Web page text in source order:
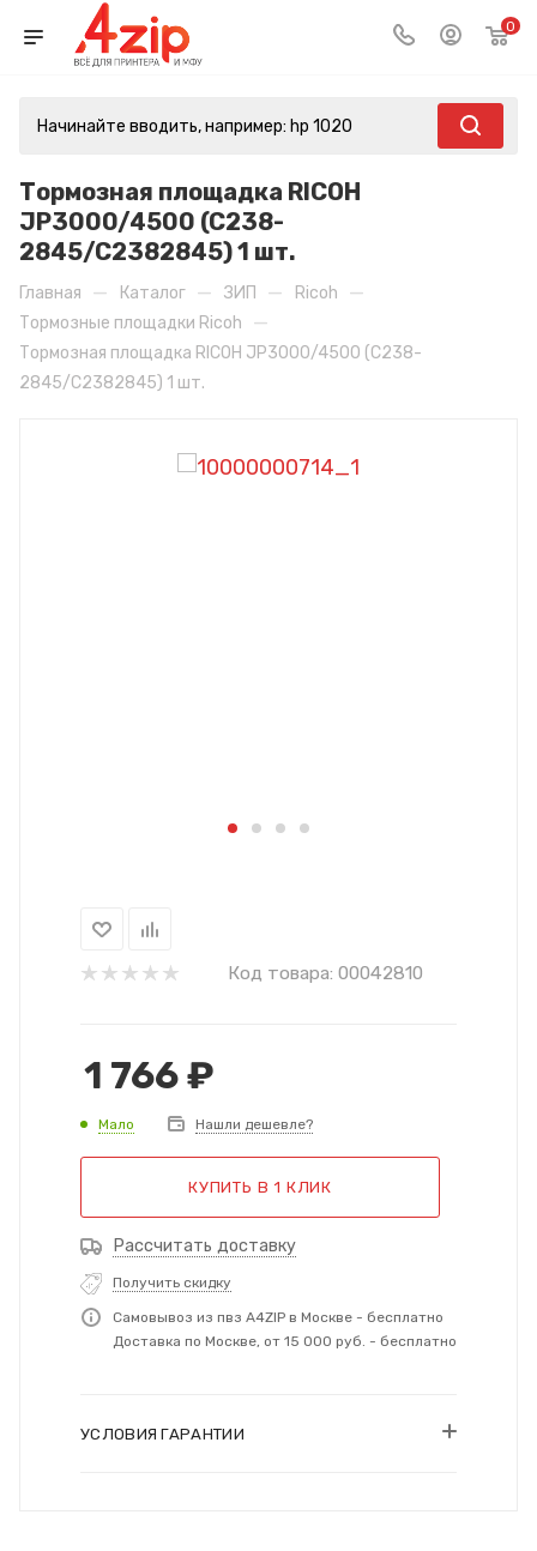
0
Тормозная площадка RICOH
JP3000/4500 (C238-
2845/C2382845) 1 шт.
Главная — Каталог — ЗИП — Ricoh —
Тормозные площадки Ricoh —
Тормозная площадка RICOH JP3000/4500 (C238-
2845/C2382845) 1 шт.
Код товара: 00042810
1 766₽
Мало Нашли дешевле?
КУПИТЬ В 1 КЛИК
Рассчитать доставку
Получить скидку
Самовывоз из пвз A4ZIP в Москве - бесплатно
Доставка по Москве, от 15 000 руб. - бесплатно
УСЛОВИЯ ГАРАНТИИ